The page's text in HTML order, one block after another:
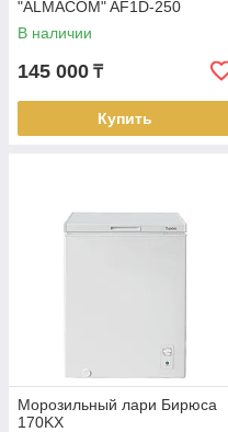
"ALMACOM" AF1D-250
В наличии
145 000 ₸
Купить
Морозильный лари Бирюса
170KX